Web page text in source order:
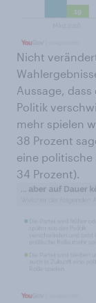
Nicht
Aussage,
Politik
mehr spielen
38 Prozent
eine politische
34 Prozent).